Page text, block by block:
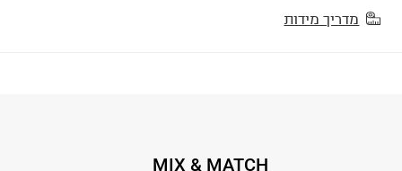
מדריך מידות
MIX & MATCH